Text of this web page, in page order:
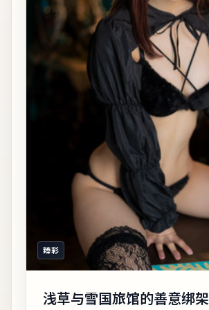
臻彩
浅草与雪国旅馆的善意绑架